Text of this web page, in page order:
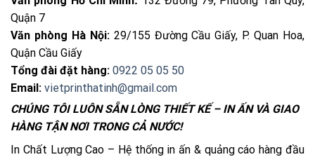
Quận 7
Văn phòng Hà Nội:29/155 Đường Cầu Giấy, P. Quan Hoa,
Quận Cầu Giấy
Tổng đài đặt hàng: 0922 05 05 50
Email: vietprinthatinh@gmail.com
CHÚNG TÔI LUÔN SẴN LÒNG THIẾT KẾ – IN ẤN VÀ GIAO
HÀNG TẬN NƠI TRONG CẢ NƯỚC!
In Chất Lượng Cao – Hệ thống in ấn & quảng cáo hàng đầu